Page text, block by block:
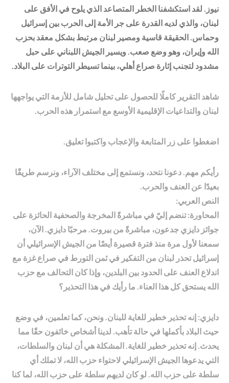
نيوز. لقد استكشفنا الخطر المتصاعد الذي يلوح في الأفق على
لبنان، والذي لديه القدرة على جر الأمة إلى الحرب بين إسرائيل
وحماس. الحقيقة قاسية ومصير لبنان مرتبط بشكل معقد بحزب
الله وإيران، وهو وضع صعب. ويسير الجيش اللبناني على حبل
مشدود لتجنب إثارة صراع أهلي، بينما تسيطر التوترات على البلاد.
شاهد التقرير كاملًا للحصول على تحليل شامل للأزمة التي يواجهها
لبنان والتداعيات الإقليمية الأوسع مع استمرار هذه الحرب.
اضغطوا على زر المتابعة والإعجاب واكتبوا تعليق.
رأيكم مهم. دعونا نتحد، ونستمع إلى مختلف الآراء، ونرسم طريقًا
بعيدًا عن العنف والحرب.
النص العربي:
المحاورة: تنضم إليّ في مباشرةً المخرجة والصحفية الحائزة على
جوائز دايزي جدعون، مباشرةً من بيروت. مرحبًا دايزي. الآن،
سمعنا لأول مرة منذ فترة قصيرة أيضًا من الجيش الإسرائيلي أن
إسرائيل تحذر لبنان من التفكير في ثمن التورط في صراع غزة مع
اندلاع العنف على الحدود بين البلدين، وإذا كان التحالف مع حزب
الله يستحق كل هذا العناء. ما رأيك في هذا التحذير؟
دايزي: إنه تحذير خطير للغاية للبنان. ونحن، كما تعلمين، في وضع
حيث البلاد بأكملها في حالة تأهب. لدينا أشخاص خائفون حقًا مما
يحدث. إنه تحذير خطير للغاية. المشكلة هي أن لبنان والسلطات،
التي يدعوها الجيش الإسرائيلي لاحتواء حزب الله، لا تملك أي
سلطة على حزب الله. لو كان لديهم سلطة على حزب الله، لما كنا